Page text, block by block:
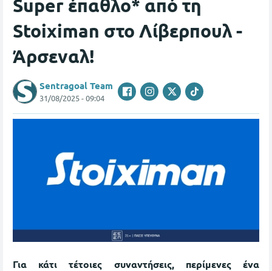
Super έπαθλο* από τη
Stoiximan στο Λίβερπουλ -
Άρσεναλ!
Sentragoal Team
31/08/2025 - 09:04
Για κάτι τέτοιες συναντήσεις, περίμενες ένα